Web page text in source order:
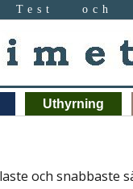
Test och
Uthyrning
och